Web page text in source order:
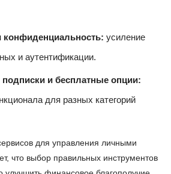
конфиденциальность: усиление
и аутентификации.
и бесплатные опции:
для разных категорий
для управления личными
что выбор правильных инструментов